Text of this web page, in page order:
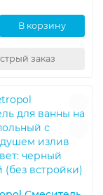
В корзину
заказ